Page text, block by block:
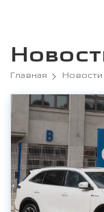
Главная Новости